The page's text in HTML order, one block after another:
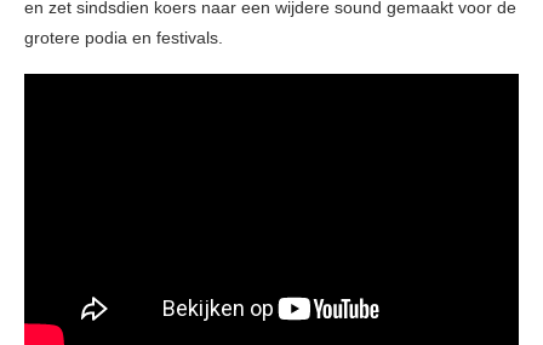
en zet sindsdien koers naar een wijdere sound gemaakt voor de
grotere podia en festivals.